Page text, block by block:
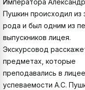
Императора
Пушкин происходил из
рода и был одним из
выпускников лицея.
Экскурсовод
предметах, которые
преподавались в
успеваемости А.С.